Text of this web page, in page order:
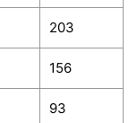
203
156
93